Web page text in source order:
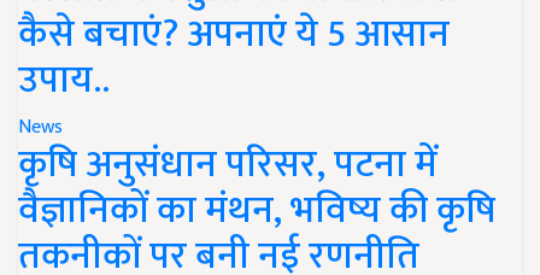
कैसे बचाएं? अपनाएं ये 5 आसान
उपाय..
News
कृषि अनुसंधान परिसर, पटना में
वैज्ञानिकों का मंथन, भविष्य की कृषि
तकनीकों पर बनी नई रणनीति